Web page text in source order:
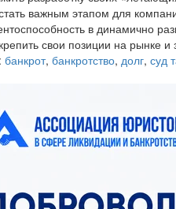
важным этапом для
в динамично
свои позиции на рынке и
банкрот, банкротство, долг, суд